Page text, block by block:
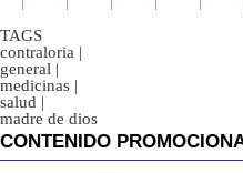
TAGS
contraloria |
general |
medicinas |
salud |
madre de dios